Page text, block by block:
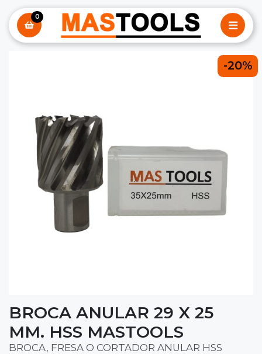
0
-20%
BROCA ANULAR 29 X 25
MM. HSS MASTOOLS
BROCA, FRESA O CORTADOR ANULAR HSS